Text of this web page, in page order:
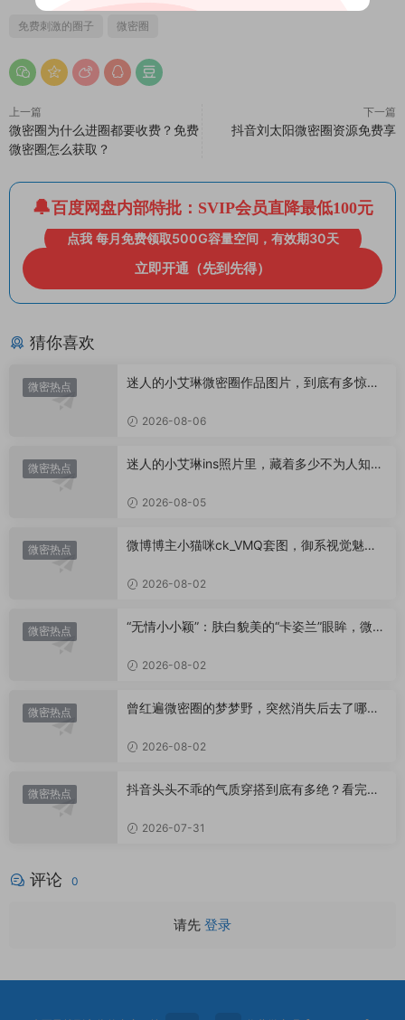
免费刺激的圈子 微密圈
上一篇
微密圈为什么进圈都要收费？免费
微密圈怎么获取？
下一篇
抖音刘太阳微密圈资源免费享
百度网盘内部特批：SVIP会员直降最低100元
点我 每月免费领取500G容量空间，有效期30天
立即开通（先到先得）
猜你喜欢
微密热点
迷人的小艾琳微密圈作品图片，到底有多惊
2026-08-06
微密热点
迷人的小艾琳ins照片里，藏着多少不为人知的
2026-08-05
微密热点
微博博主小猫咪ck_VMQ套图，御系视觉魅力
2026-08-02
微密热点
“无情小小颖”：肤白貌美的“卡姿兰”眼眸，微密
2026-08-02
微密热点
曾红遍微密圈的梦梦野，突然消失后去了哪
2026-08-02
微密热点
抖音头头不乖的气质穿搭到底有多绝？看完想
2026-07-31
评论 0
请先 登录